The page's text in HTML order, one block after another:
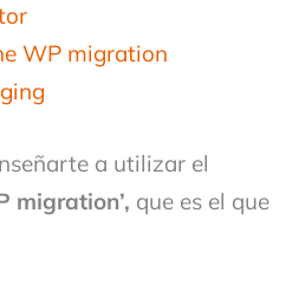
WP migration
a utilizar el
migration’, que es el que